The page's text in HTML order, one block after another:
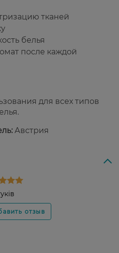
тканей
белья
после каждой
для всех типов
Австрия